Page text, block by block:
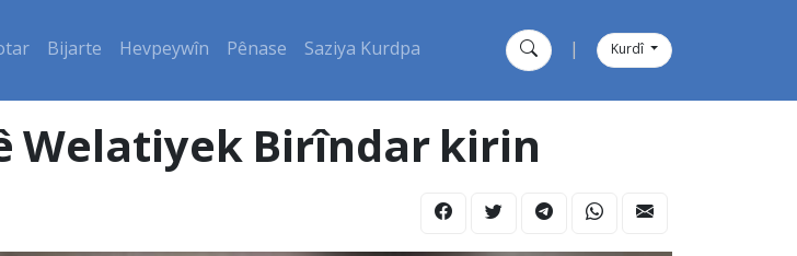
Bijarte Hevpeywîn Pênase Saziya Kurdpa Kurdî
Welatiyek Birîndar kirin